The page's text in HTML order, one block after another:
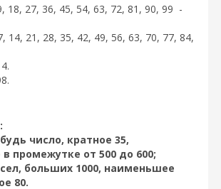
18, 27, 36, 45, 54, 63, 72, 81, 90, 99 -
14, 21, 28, 35, 42, 49, 56, 63, 70, 77, 84,
число, кратное 35,
промежутке от 500 до 600;
больших 1000, наименьшее
80.